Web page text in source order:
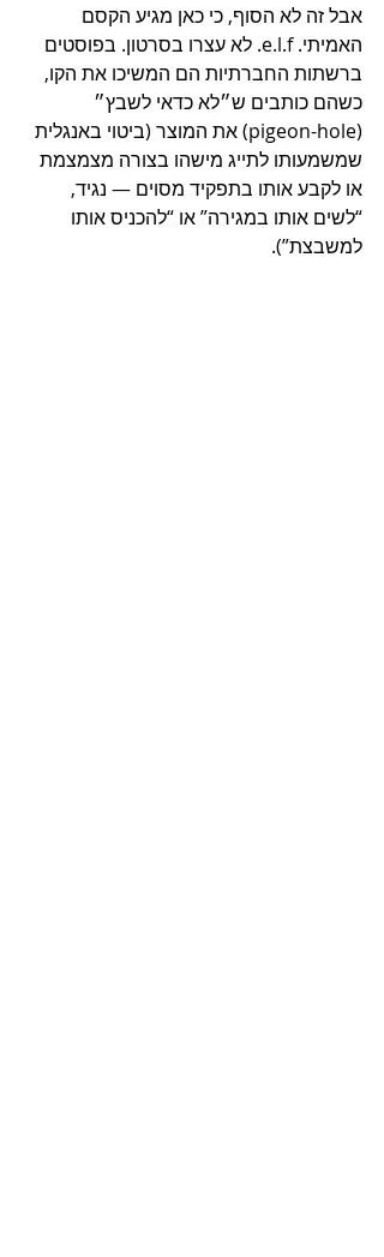
אבל זה לא הסוף, כי כאן מגיע הקסם
האמיתי. e.l.f. לא עצרו בסרטון. בפוסטים
ברשתות החברתיות הם המשיכו את הקו,
כשהם כותבים ש״לא כדאי לשבץ״
(pigeon-hole) את המוצר (ביטוי באנגלית
שמשמעותו לתייג מישהו בצורה מצמצמת
או לקבע אותו בתפקיד מסוים — נגיד,
“לשים אותו במגירה” או “להכניס אותו
למשבצת”).